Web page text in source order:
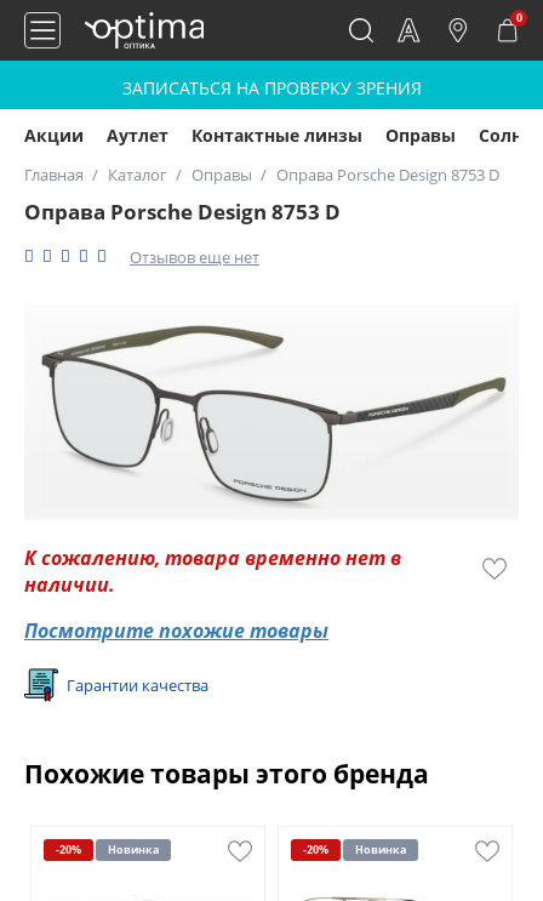
0
ЗАПИСАТЬСЯ НА ПРОВЕРКУ ЗРЕНИЯ
Акции Аутлет Контактные линзы Оправы
Главная Каталог Оправы Оправа Porsche Design 8753 D
Оправа Porsche Design 8753 D
Отзывов еще нет
К сожалению, товара временно нет в
наличии.
Посмотрите похожие товары
Гарантии качества
Похожие товары этого бренда
-20% Новинка -20% Новинка